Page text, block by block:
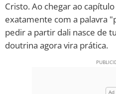
Cristo. Ao chegar ao
exatamente com a palavra
pedir a partir dali nasce de
doutrina agora vira prática.